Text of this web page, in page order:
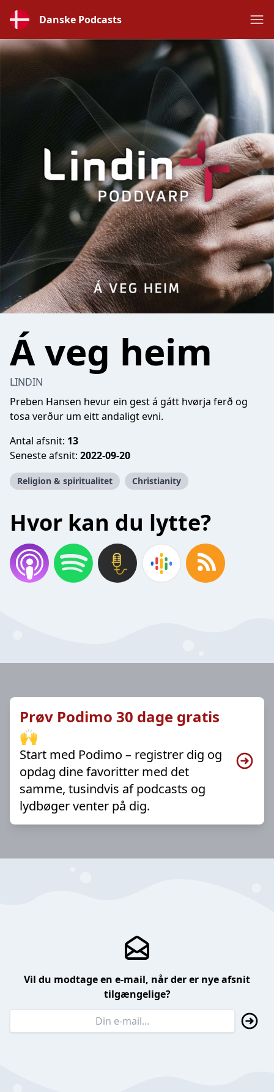
Danske Podcasts
Á veg heim
LINDIN
Preben Hansen hevur ein gest á gátt hvørja ferð og
tosa verður um eitt andaligt evni.
Antal afsnit: 13
Seneste afsnit: 2022-09-20
Religion & spiritualitet Christianity
Hvor kan du lytte?
Prøv Podimo 30 dage gratis
🙌
Start med Podimo – registrer dig og
opdag dine favoritter med det
samme, tusindvis af podcasts og
lydbøger venter på dig.
Vil du modtage en e-mail, når der er nye afsnit
tilgængelige?